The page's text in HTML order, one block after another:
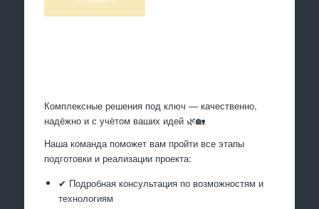
Комплексные решения под ключ — качественно,
надёжно и с учётом ваших идей 🌿🏡
Наша команда поможет вам пройти все этапы
подготовки и реализации проекта:
✔ Подробная консультация по возможностям и
технологиям